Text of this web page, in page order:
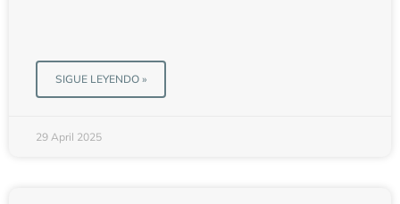
SIGUE LEYENDO »
29 April 2025